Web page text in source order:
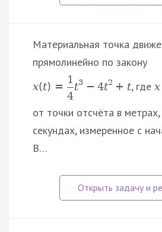
Материальная точка
прямолинейно по закону
x(t) =
1
4
t3 − 4t2 + t, где x
от точки отсчёта в метрах,
секундах, измеренное с
В…